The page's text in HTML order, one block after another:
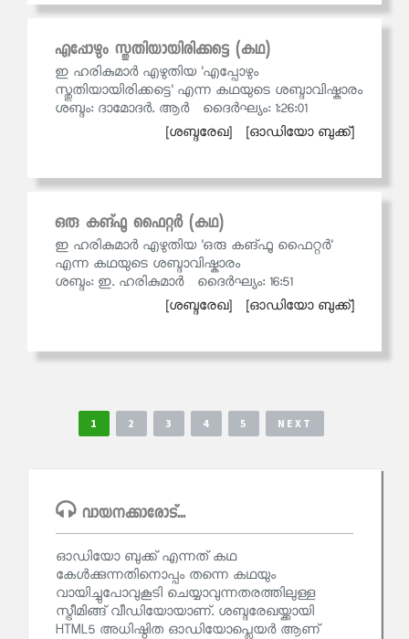
എപ്പോഴും സ്തുതിയായിരിക്കട്ടെ (കഥ)
ഇ ഹരികുമാര്‍ എഴുതിയ 'എപ്പോഴും
സ്തുതിയായിരിക്കട്ടെ' എന്ന കഥയുടെ ശബ്ദാവിഷ്കാരം
ശബ്ദം: ദാമോദര്‍. ആര്‍ ദൈര്‍ഘ്യം: 1:26:01
[ശബ്ദരേഖ]
[ഓഡിയോ ബുക്ക്]
ഒരു കങ്ഫൂ ഫൈറ്റർ (കഥ)
ഇ ഹരികുമാര്‍ എഴുതിയ 'ഒരു കങ്ഫൂ ഫൈറ്റർ'
എന്ന കഥയുടെ ശബ്ദാവിഷ്കാരം
ശബ്ദം: ഇ. ഹരികുമാർ ദൈര്‍ഘ്യം: 16:51
[ശബ്ദരേഖ]
[ഓഡിയോ ബുക്ക്]
1 2 3 4 5 NEXT
വായനക്കാരോട്...
ഓഡിയോ ബുക്ക് എന്നത് കഥ
കേള്‍ക്കുന്നതിനൊപ്പം തന്നെ കഥയും
വായിച്ചുപോവുകൂടി ചെയ്യാവുന്നതരത്തിലുള്ള
സ്ട്രീമിങ്ങ് വീഡിയോയാണ്. ശബ്ദരേഖയ്ക്കായി
HTML5 അധിഷ്ഠിത ഓഡിയോപ്ലെയര്‍ ആണ്‌